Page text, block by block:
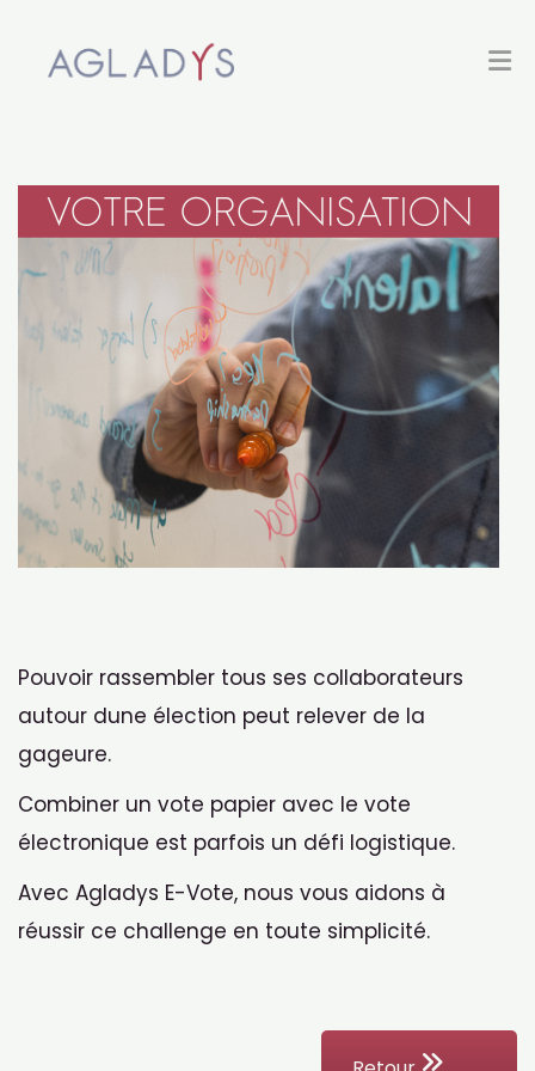
Pouvoir rassembler tous ses collaborateurs
autour dune élection peut relever de la
gageure.
Combiner un vote papier avec le vote
électronique est parfois un défi logistique.
Avec Agladys E-Vote, nous vous aidons à
réussir ce challenge en toute simplicité.